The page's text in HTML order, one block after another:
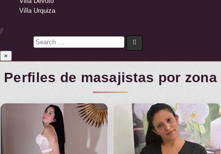
Villa Urquiza
×
Perfiles de masajistas por zona